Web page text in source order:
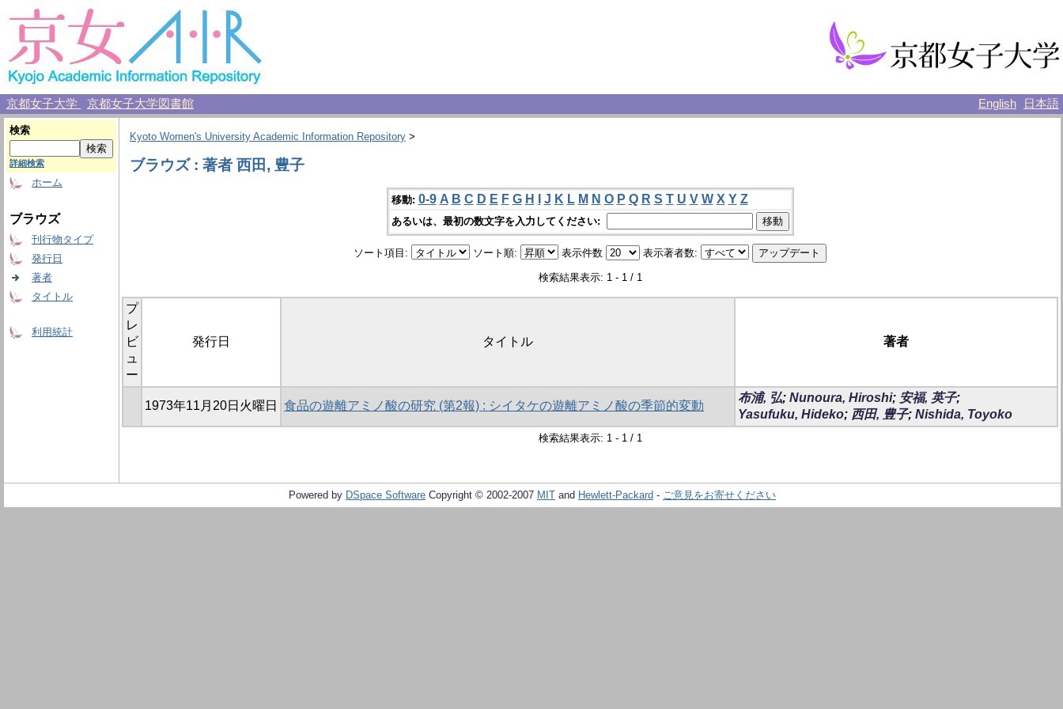
京都女子大学 京都女子大学図書館 English 日本語
検索
詳細検索
ホーム
ブラウズ
刊行物タイプ
発行日
著者
タイトル
利用統計
Kyoto Women's University Academic Information Repository >
ブラウズ : 著者 西田, 豊子
移動: 0-9 A B C D E F G H J K L M N O P Q R S T U V W X Y Z
あるいは、最初の数文字を入力してください:
ソート項目: ソート順: 表示件数 表示著者数:
検索結果表示: 1 - 1 / 1
プ
レ
ビ
ュ
ー
発行日 タイトル 著者
1973年11月20日火曜日 食品の遊離アミノ酸の研究 (第2報) : シイタケの遊離アミノ酸の季節的変動
布浦, 弘; Nunoura, Hiroshi; 安福, 英子;
Yasufuku, Hideko; 西田, 豊子; Nishida, Toyoko
検索結果表示: 1 - 1 / 1
Powered by DSpace Software Copyright © 2002-2007 MIT and Hewlett-Packard - ご意見をお寄せください